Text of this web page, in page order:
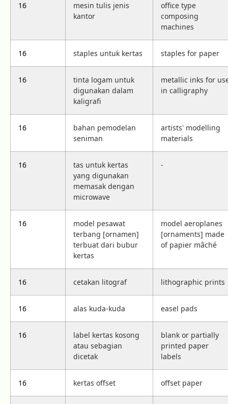
16
mesin tulis jenis
kantor
office type
composing
machines
16 staples untuk kertas staples for paper
16
tinta logam untuk
digunakan dalam
kaligrafi
metallic inks for
in calligraphy
16
bahan pemodelan
seniman
artists' modelling
materials
16
tas untuk kertas
yang digunakan
memasak dengan
microwave
-
16
model pesawat
terbang [ornamen]
terbuat dari bubur
kertas
model aeroplanes
[ornaments] made
of papier mâché
16 cetakan litograf lithographic prints
16 alas kuda-kuda easel pads
16
label kertas kosong
atau sebagian
dicetak
blank or partially
printed paper
labels
16 kertas offset offset paper